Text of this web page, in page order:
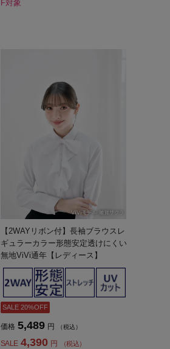
F対象
【2WAYリボン付】長袖ブラウスレ
ギュラーカラー形態安定透けにくい
無地ViVi通年【レディース】
SALE 20%OFF
価格 5,489 円 （税込）
SALE 4,390 円 （税込）